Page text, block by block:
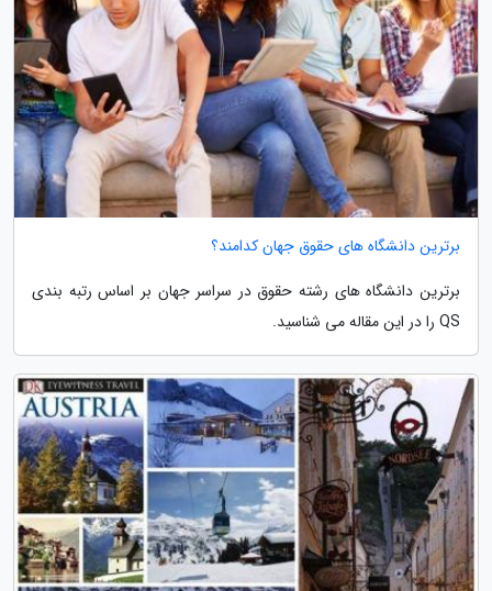
برترین دانشگاه های حقوق جهان کدامند؟
برترین دانشگاه های رشته حقوق در سراسر جهان بر اساس رتبه بندی
QS را در این مقاله می شناسید.